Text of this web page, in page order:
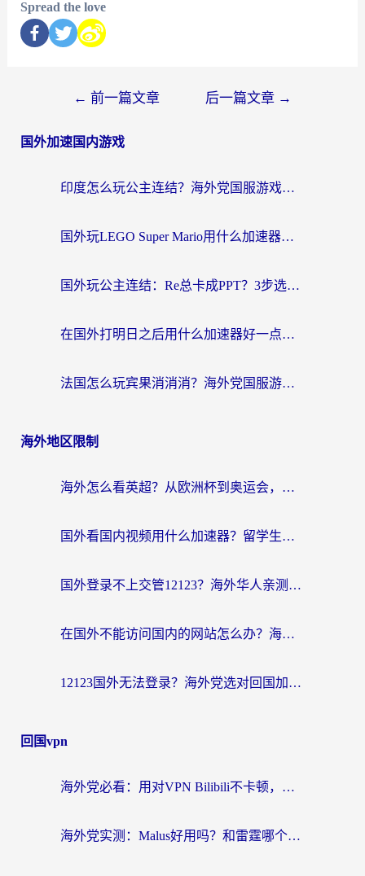
Spread the love
← 前一篇文章 后一篇文章 →
国外加速国内游戏
印度怎么玩公主连结？海外党国服游戏加速终极指南（附仙境传说RO重生细胞优化技巧）
国外玩LEGO Super Mario用什么加速器？2026海外玩家亲测有效指南
国外玩公主连结：Re总卡成PPT？3步选对加速器，畅玩国服无压力
在国外打明日之后用什么加速器好一点？海外玩家亲测有效的国服游戏加速指南
法国怎么玩宾果消消消？海外党国服游戏加速器终极指南（附漫威召唤与合成解决办法）
海外地区限制
海外怎么看英超？从欧洲杯到奥运会，一份让你不卡壳的中文解说观看指南
国外看国内视频用什么加速器？留学生和海外华人的实用指南
国外登录不上交管12123？海外华人亲测有效的回国加速器选择指南
在国外不能访问国内的网站怎么办？海外党必看的无缝回国上网指南
12123国外无法登录？海外党选对回国加速器，轻松解决国内资源访问难题
回国vpn
海外党必看：用对VPN Bilibili不卡顿，英国玩国内游戏也丝滑——2026回国加速器选择指南
海外党实测：Malus好用吗？和雷霆哪个好？+ 3款热门加速器深度对比